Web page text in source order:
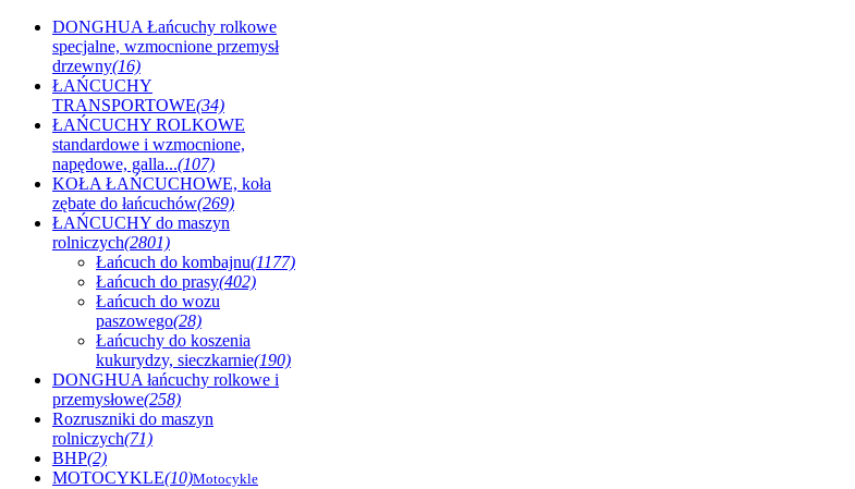
DONGHUA Łańcuchy rolkowe
specjalne, wzmocnione przemysł
drzewny(16)
ŁAŃCUCHY
TRANSPORTOWE(34)
ŁAŃCUCHY ROLKOWE
standardowe i wzmocnione,
napędowe, galla...(107)
KOŁA ŁAŃCUCHOWE, koła
zębate do łańcuchów(269)
ŁAŃCUCHY do maszyn
rolniczych(2801)
Łańcuch do kombajnu(1177)
Łańcuch do prasy(402)
Łańcuch do wozu
paszowego(28)
Łańcuchy do koszenia
kukurydzy, sieczkarnie(190)
DONGHUA łańcuchy rolkowe i
przemysłowe(258)
Rozruszniki do maszyn
rolniczych(71)
BHP(2)
MOTOCYKLE(10)Motocykle